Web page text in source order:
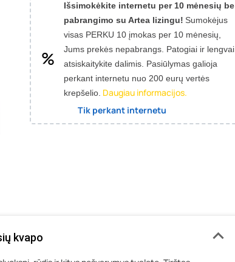
Išsimokėkite internetu per 10 mėnesių be
pabrangimo su Artea lizingu! Sumokėjus
visas PERKU 10 įmokas per 10 mėnesių,
Jums prekės nepabrangs. Patogiai ir lengvai
atsiskaitykite dalimis. Pasiūlymas galioja
perkant internetu nuo 200 eurų vertės
krepšelio. Daugiau informacijos.
Tik perkant internetu
kvapo